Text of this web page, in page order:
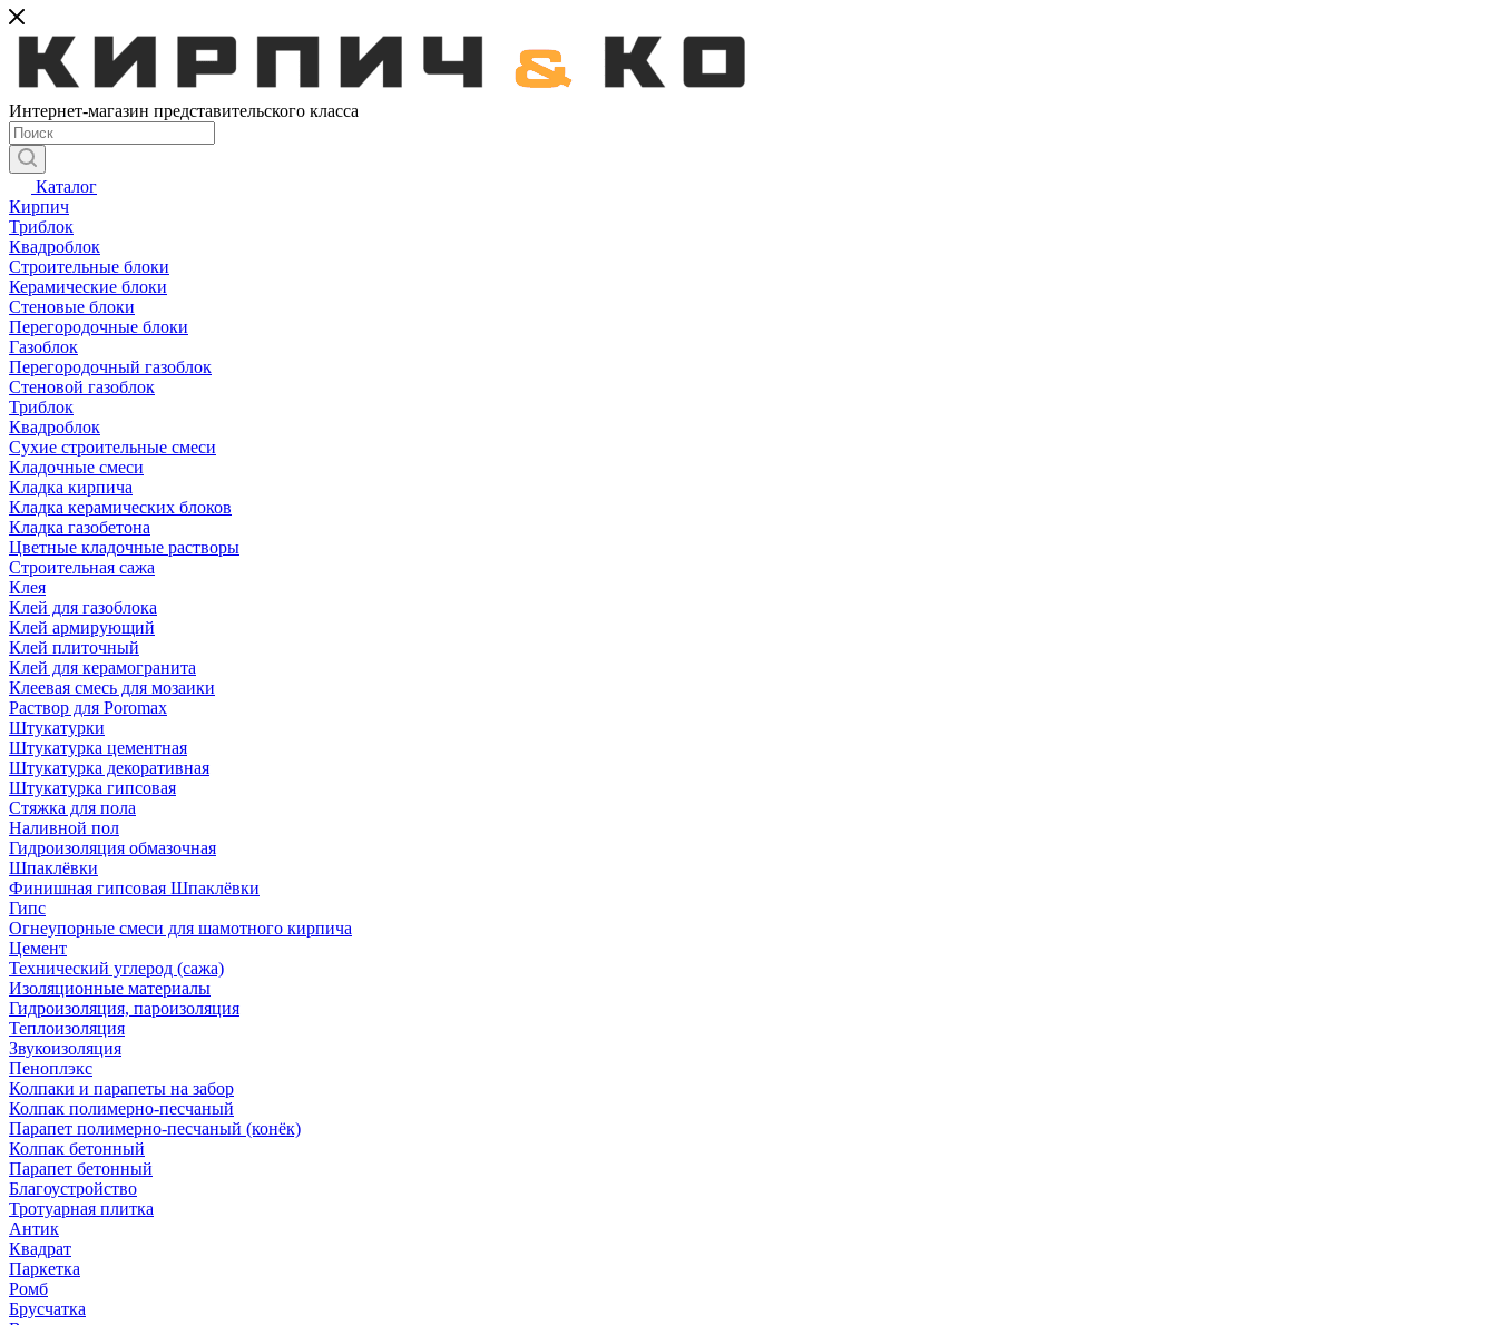
Интернет-магазин представительского класса
Каталог
Кирпич
Триблок
Квадроблок
Строительные блоки
Керамические блоки
Стеновые блоки
Перегородочные блоки
Газоблок
Перегородочный газоблок
Стеновой газоблок
Триблок
Квадроблок
Сухие строительные смеси
Кладочные смеси
Кладка кирпича
Кладка керамических блоков
Кладка газобетона
Цветные кладочные растворы
Строительная сажа
Клея
Клей для газоблока
Клей армирующий
Клей плиточный
Клей для керамогранита
Клеевая смесь для мозаики
Раствор для Poromax
Штукатурки
Штукатурка цементная
Штукатурка декоративная
Штукатурка гипсовая
Стяжка для пола
Наливной пол
Гидроизоляция обмазочная
Шпаклёвки
Финишная гипсовая Шпаклёвки
Гипс
Огнеупорные смеси для шамотного кирпича
Цемент
Технический углерод (сажа)
Изоляционные материалы
Гидроизоляция, пароизоляция
Теплоизоляция
Звукоизоляция
Пеноплэкс
Колпаки и парапеты на забор
Колпак полимерно-песчаный
Парапет полимерно-песчаный (конёк)
Колпак бетонный
Парапет бетонный
Благоустройство
Тротуарная плитка
Антик
Квадрат
Паркетка
Ромб
Брусчатка